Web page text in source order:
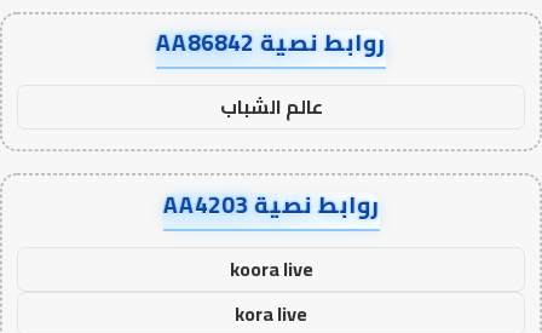
روابط نصية AA86842
عالم الشباب
روابط نصية AA4203
koora live
kora live